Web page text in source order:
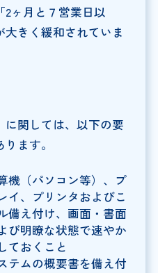
ヶ月と７営業日以
きく緩和されていま
に関しては、以下の要
ます。
機（パソコン等）、プ
イ、プリンタおよびこ
備え付け、画面・書面
び明瞭な状態で速やか
ておくこと
テムの概要書を備え付